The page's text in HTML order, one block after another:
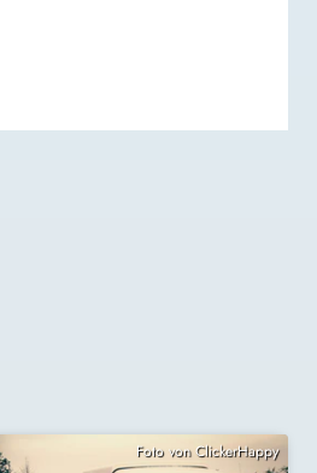
Foto von ClickerHappy